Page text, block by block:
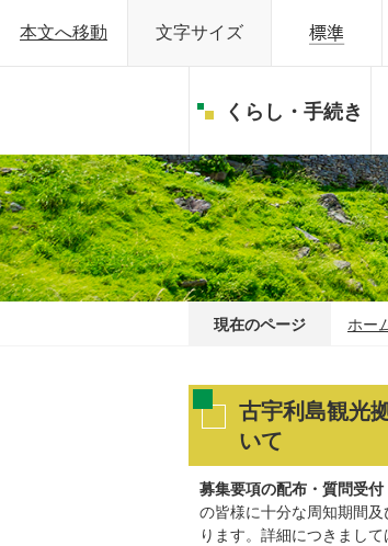
本文へ移動 文字サイズ
くらし・手続き
現在のページ ホー
古宇利島観光
いて
募集要項の配布・質問受
の皆様に十分な周知期間
ります。詳細につきまし